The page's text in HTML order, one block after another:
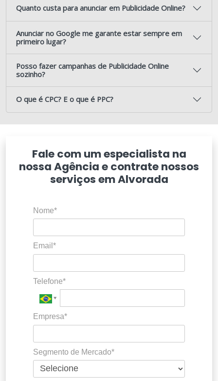
Quanto custa para anunciar em Publicidade Online?
Anunciar no Google me garante estar sempre em
primeiro lugar?
Posso fazer campanhas de Publicidade Online
sozinho?
O que é CPC? E o que é PPC?
Fale com um especialista na
nossa Agência e contrate nossos
serviços em Alvorada
Nome*
Email*
Telefone*
Empresa*
Segmento de Mercado*